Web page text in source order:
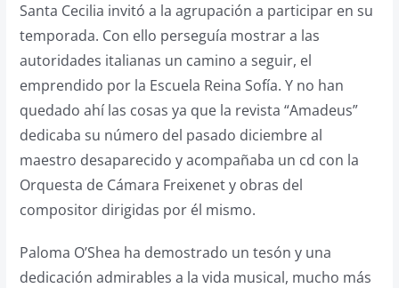
Santa Cecilia invitó a la agrupación a participar en su
temporada. Con ello perseguía mostrar a las
autoridades italianas un camino a seguir, el
emprendido por la Escuela Reina Sofía. Y no han
quedado ahí las cosas ya que la revista “Amadeus”
dedicaba su número del pasado diciembre al
maestro desaparecido y acompañaba un cd con la
Orquesta de Cámara Freixenet y obras del
compositor dirigidas por él mismo.
Paloma O’Shea ha demostrado un tesón y una
dedicación admirables a la vida musical, mucho más